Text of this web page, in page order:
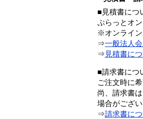
■見積書につ
ぷらっとオ
※オンライン
⇒一般法人
⇒ 見積書に
■請求書につ
ご注文時に
尚、請求書
場合がござい
⇒請求書に